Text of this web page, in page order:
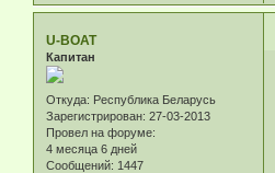
U-BOAT
Капитан
Откуда: Республика Беларусь
Зарегистрирован: 27-03-2013
Провел на форуме:
4 месяца 6 дней
Сообщений: 1447